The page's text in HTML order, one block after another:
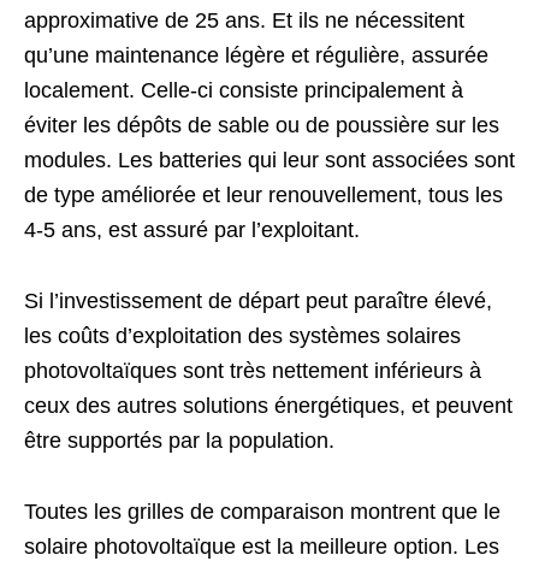
approximative de 25 ans. Et ils ne nécessitent
qu’une maintenance légère et régulière, assurée
localement. Celle-ci consiste principalement à
éviter les dépôts de sable ou de poussière sur les
modules. Les batteries qui leur sont associées sont
de type améliorée et leur renouvellement, tous les
4-5 ans, est assuré par l’exploitant.
Si l’investissement de départ peut paraître élevé,
les coûts d’exploitation des systèmes solaires
photovoltaïques sont très nettement inférieurs à
ceux des autres solutions énergétiques, et peuvent
être supportés par la population.
Toutes les grilles de comparaison montrent que le
solaire photovoltaïque est la meilleure option. Les